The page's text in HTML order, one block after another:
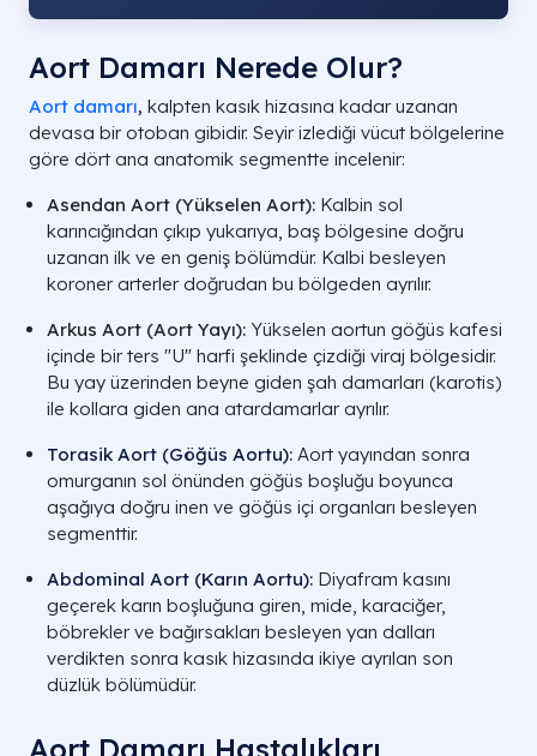
Aort Damarı Nerede Olur?
Aort damarı, kalpten kasık hizasına kadar uzanan
devasa bir otoban gibidir. Seyir izlediği vücut bölgelerine
göre dört ana anatomik segmentte incelenir:
Asendan Aort (Yükselen Aort): Kalbin sol
karıncığından çıkıp yukarıya, baş bölgesine doğru
uzanan ilk ve en geniş bölümdür. Kalbi besleyen
koroner arterler doğrudan bu bölgeden ayrılır.
Arkus Aort (Aort Yayı): Yükselen aortun göğüs kafesi
içinde bir ters "U" harfi şeklinde çizdiği viraj bölgesidir.
Bu yay üzerinden beyne giden şah damarları (karotis)
ile kollara giden ana atardamarlar ayrılır.
Torasik Aort (Göğüs Aortu): Aort yayından sonra
omurganın sol önünden göğüs boşluğu boyunca
aşağıya doğru inen ve göğüs içi organları besleyen
segmenttir.
Abdominal Aort (Karın Aortu): Diyafram kasını
geçerek karın boşluğuna giren, mide, karaciğer,
böbrekler ve bağırsakları besleyen yan dalları
verdikten sonra kasık hizasında ikiye ayrılan son
düzlük bölümüdür.
Aort Damarı Hastalıkları